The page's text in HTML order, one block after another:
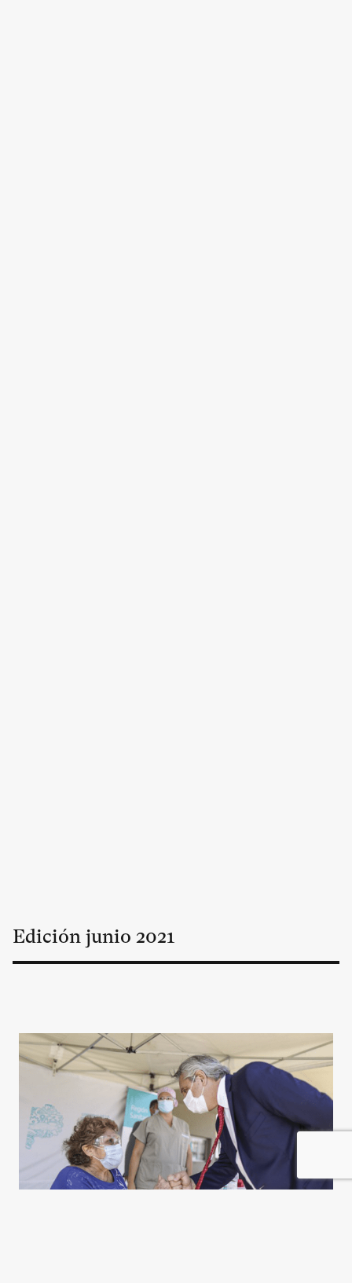
Edición junio 2021